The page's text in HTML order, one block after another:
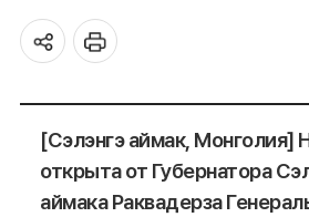
[Сэлэнгэ аймак, Монголия]
открыта от Губернатора
аймака Раквадерза